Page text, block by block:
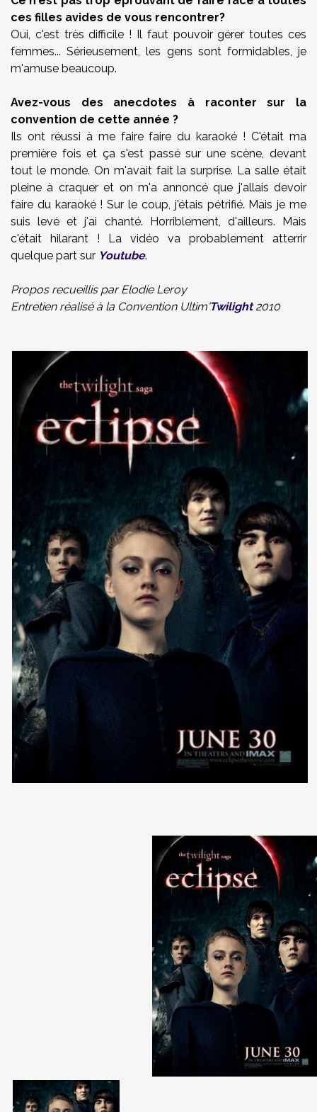
ces filles avides de vous rencontrer?
Oui, c'est très difficile ! Il faut pouvoir gérer toutes ces
femmes... Sérieusement, les gens sont formidables, je
m'amuse beaucoup.
Avez-vous des anecdotes à raconter sur la
convention de cette année ?
Ils ont réussi à me faire faire du karaoké ! C'était ma
première fois et ça s'est passé sur une scène, devant
tout le monde. On m'avait fait la surprise. La salle était
pleine à craquer et on m'a annoncé que j'allais devoir
faire du karaoké ! Sur le coup, j'étais pétrifié. Mais je me
suis levé et j'ai chanté. Horriblement, d'ailleurs. Mais
c'était hilarant ! La vidéo va probablement atterrir
quelque part sur Youtube.
Propos recueillis par Elodie Leroy
Entretien réalisé à la Convention Ultim'Twilight2010